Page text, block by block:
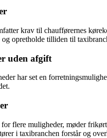
krav til chaufførernes
opretholde tilliden til
uden afgift
har set en
flere muligheder, møder
i taxibranchen forstår og